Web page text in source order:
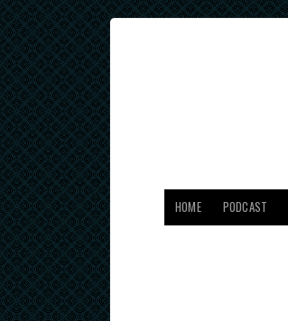
HOME PODCAST